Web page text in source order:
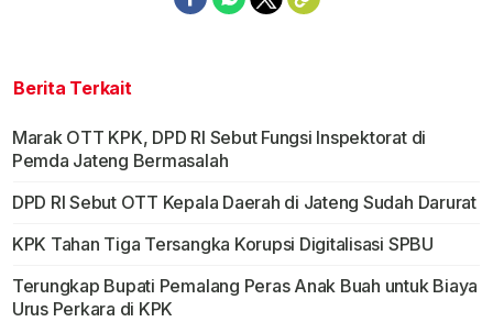
Berita Terkait
Marak OTT KPK, DPD RI Sebut Fungsi Inspektorat di
Pemda Jateng Bermasalah
DPD RI Sebut OTT Kepala Daerah di Jateng Sudah Darurat
KPK Tahan Tiga Tersangka Korupsi Digitalisasi SPBU
Terungkap Bupati Pemalang Peras Anak Buah untuk Biaya
Urus Perkara di KPK